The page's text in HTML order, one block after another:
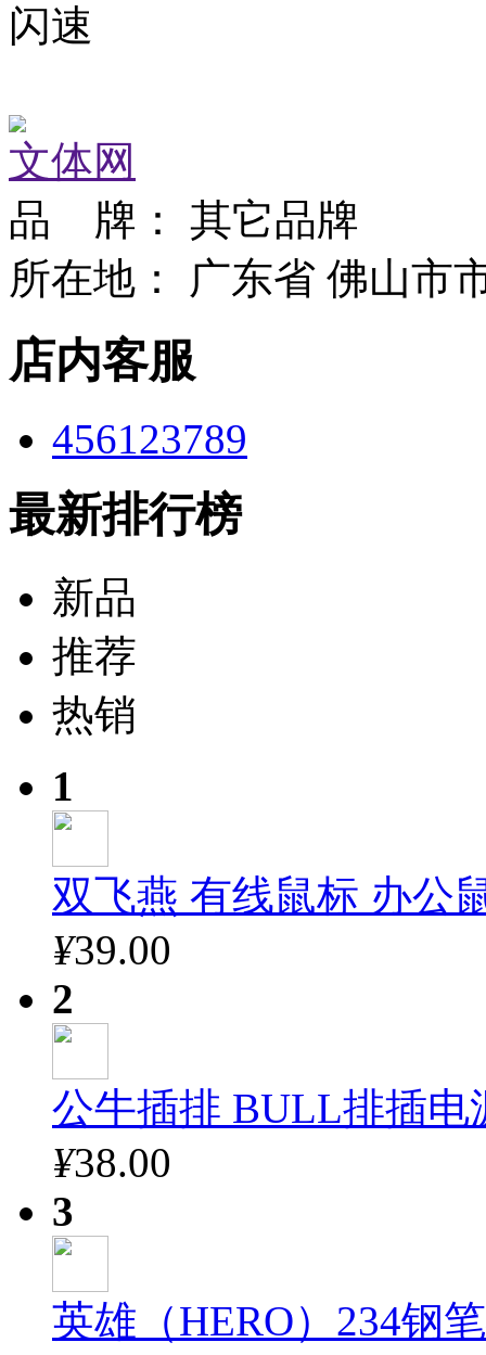
闪速
文体网
品 牌：
其它品牌
所在地：
广东省 佛山市
店内客服
456123789
最新排行榜
新品
推荐
热销
1
双飞燕 有线鼠标 办公
¥39.00
2
公牛插排 BULL排插电
¥38.00
3
英雄（HERO）234钢